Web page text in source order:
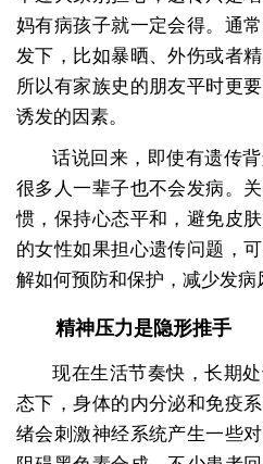
妈有病孩子就一定会得。通
发下，比如暴晒、外伤或者
所以有家族史的朋友平时更
诱发的因素。
话说回来，即使有遗传
很多人一辈子也不会发病。
惯，保持心态平和，避免皮
的女性如果担心遗传问题，
解如何预防和保护，减少发病
精神压力是隐形推手
现在生活节奏快，长期
态下，身体的内分泌和免疫
绪会刺激神经系统产生一些